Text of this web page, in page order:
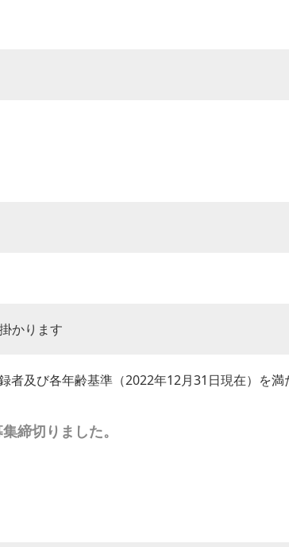
かります
者及び各年齢基準（2022年12月31日現在）を
締切りました。